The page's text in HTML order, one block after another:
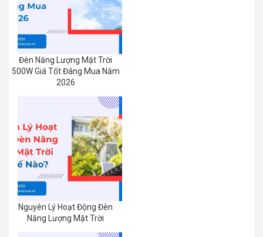
Đèn Năng Lượng Mặt Trời
500W Giá Tốt Đáng Mua Năm
2026
Nguyên Lý Hoạt Động Đèn
Năng Lượng Mặt Trời